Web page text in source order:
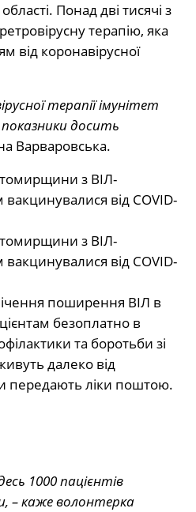
Понад дві тисячі з
терапію, яка
від коронавірусної
терапії імунітет
досить
Варваровська.
поширення ВІЛ в
безоплатно в
та боротьби зі
далеко від
передають ліки поштою.
1000 пацієнтів
– каже волонтерка